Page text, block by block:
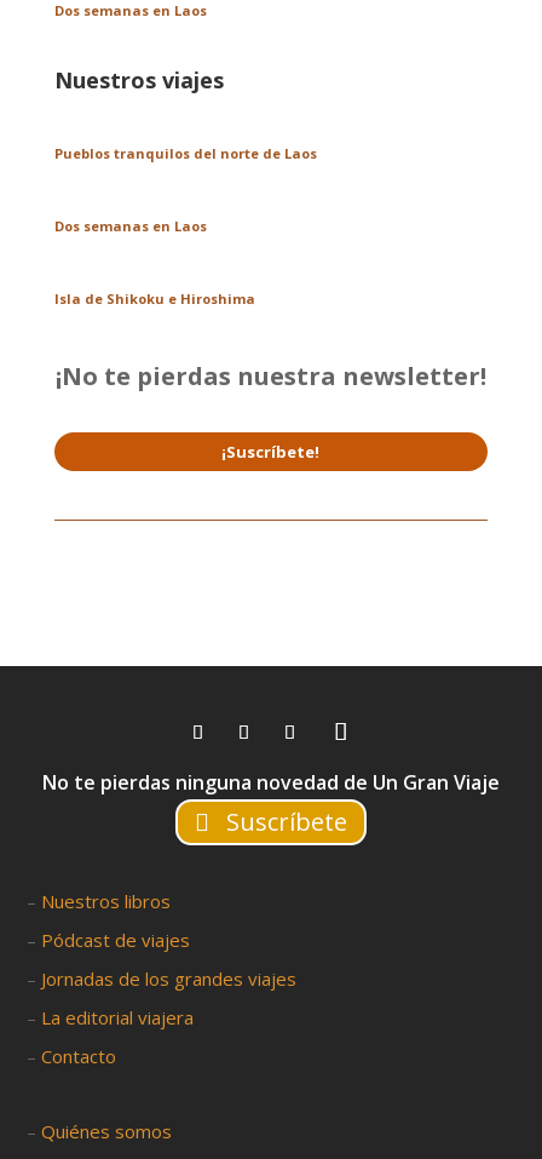
Dos semanas en Laos
Nuestros viajes
Pueblos tranquilos del norte de Laos
Dos semanas en Laos
Isla de Shikoku e Hiroshima
¡No te pierdas nuestra newsletter!
¡Suscríbete!
No te pierdas ninguna novedad de Un Gran Viaje
Suscríbete
– Nuestros libros
– Pódcast de viajes
– Jornadas de los grandes viajes
– La editorial viajera
–Contacto
–Quiénes somos